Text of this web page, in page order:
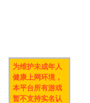
为维护未成年人
健康上网环境，
本平台所有游戏
暂不支持实名认